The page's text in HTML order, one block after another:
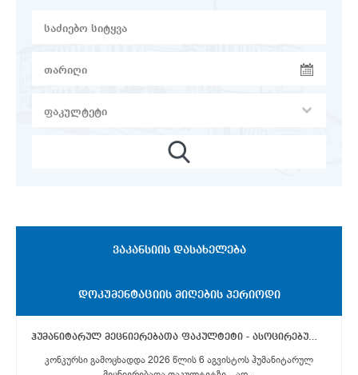
ᲕᲐᲙᲐᲜᲡᲘᲘᲡ ᲓᲐᲡᲐᲮᲔᲚᲔᲑᲐ
ᲓᲝᲙᲣᲛᲔᲜᲢᲐᲪᲘᲘᲡ ᲛᲘᲦᲔᲑᲘᲡ ᲞᲔᲠᲘᲝᲓᲘ
ჰუმანიტარულ მეცნიერებათა ფაკულტეტი - ასოცირებული პროფესორი
კონკურსი გამოცხადდა 2026 წლის 6 აგვისტოს ჰუმანიტარულ